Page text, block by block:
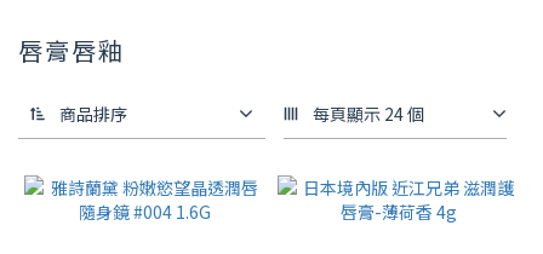
唇膏唇釉
商品排序 每頁顯示 24 個